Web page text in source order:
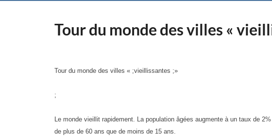
Tour du monde des villes «
Tour du monde des villes « ;vieillissantes ;»
;
Le monde vieillit rapidement. La population âgées augmente à un taux de
de plus de 60 ans que de moins de 15 ans.